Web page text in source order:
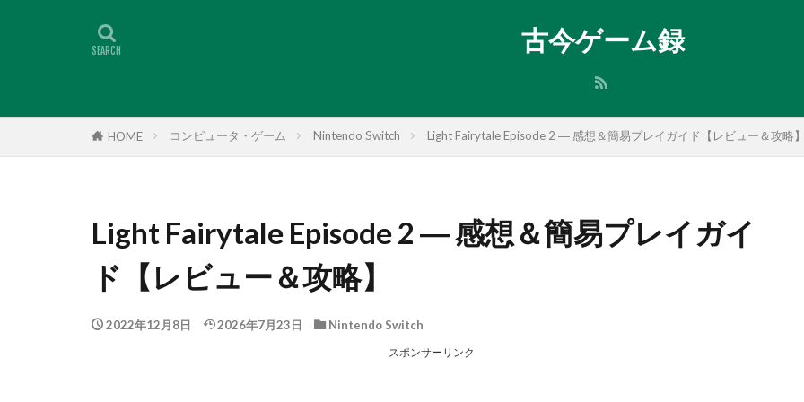
古今ゲーム録
HOME コンピュータ・ゲーム Nintendo Switch Light Fairytale Episode 2 ― 感想＆簡易プレイガイド【レビュー＆攻略】
Light Fairytale Episode 2 ― 感想＆簡易プレイガイ
ド【レビュー＆攻略】
2022年12月8日 2026年7月23日 Nintendo Switch
スポンサーリンク